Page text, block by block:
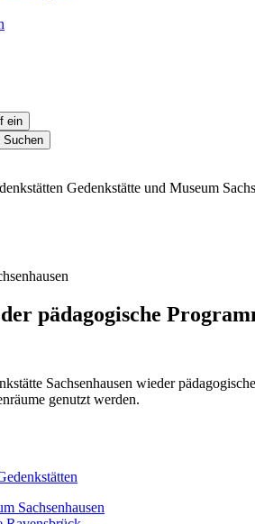
ein
Suchen
Gedenkstätte und Museum
pädagogische
Sachsenhausen wieder
genutzt werden.
Sachsenhausen